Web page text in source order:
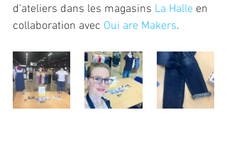
d'ateliers dans les magasins La Halle en
collaboration avec Oui are Makers.